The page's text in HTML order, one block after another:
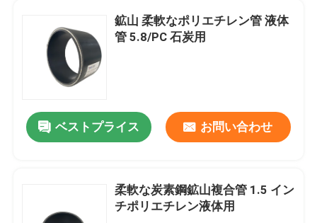
担保付きの合成の管
採鉱の合成の管
超高いポリマー連続的な合成の管
鉱山 柔軟なポリエチレン管 液体
管 5.8/PC 石炭用
ベストプライス お問い合わせ
柔軟な炭素鋼鉱山複合管 1.5 イン
チポリエチレン液体用